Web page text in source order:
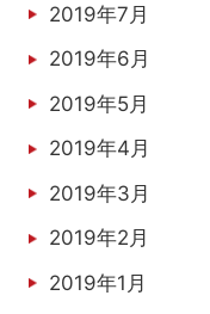
2019年7月
2019年6月
2019年5月
2019年4月
2019年3月
2019年2月
2019年1月